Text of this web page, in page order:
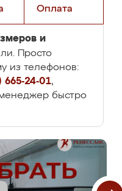
Оплата
и
Просто
из телефонов:
665-24-01,
быстро